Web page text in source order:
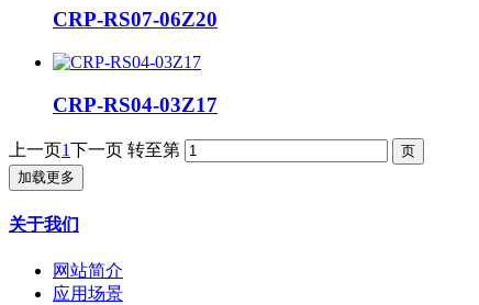
CRP-RS07-06Z20
CRP-RS04-03Z17
上一页1下一页 转至第
加载更多
关于我们
网站简介
应用场景